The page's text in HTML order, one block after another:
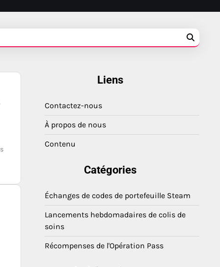
Liens
Contactez-nous
À propos de nous
Contenu
Catégories
Échanges de codes de portefeuille Steam
Lancements hebdomadaires de colis de
soins
Récompenses de l'Opération Pass